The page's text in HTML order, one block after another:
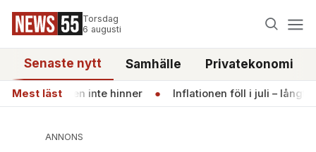
Torsdag
6 augusti
Senaste nytt Samhälle Privatekonomi
Mest läst
inte hinner ● Inflationen föll i juli – långt under
ANNONS